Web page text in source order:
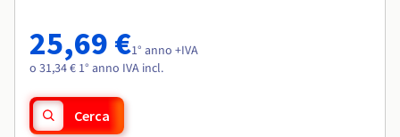
25,69 €1° anno +IVA
o 31,34 € 1° anno IVA incl.
Cerca